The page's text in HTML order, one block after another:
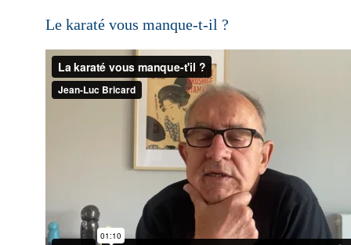
Le karaté vous manque-t-il ?